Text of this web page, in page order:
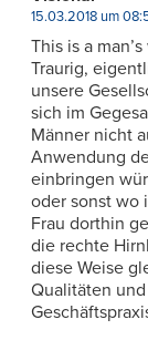
15.03.2018 um
This is a
Traurig,
unsere
sich im
Männer nicht
Anwendung
einbringen
oder sonst wo
Frau dorthin
die rechte
diese Weise
Qualitäten